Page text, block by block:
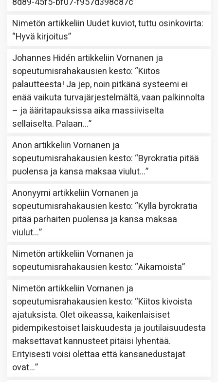
Nimetön artikkeliin Uudet kuviot, tuttu osinkovirta:
“Hyvä kirjoitus”
Johannes Hidén artikkeliinVornanen ja
sopeutumisrahakausien kesto: “Kiitos
palautteesta! Ja jep, noin pitkänä systeemi ei
enää vaikuta turvajärjestelmältä, vaan palkinnolta
– ja ääritapauksissa aika massiiviselta
sellaiselta. Palaan…”
Anon artikkeliinVornanen ja
sopeutumisrahakausien kesto: “Byrokratia pitää
puolensa ja kansa maksaa viulut…”
Anonyymi artikkeliinVornanen ja
sopeutumisrahakausien kesto: “Kyllä byrokratia
pitää parhaiten puolensa ja kansa maksaa
viulut…”
Nimetön artikkeliinVornanen ja
sopeutumisrahakausien kesto: “Aikamoista”
Nimetön artikkeliinVornanen ja
sopeutumisrahakausien kesto: “Kiitos kivoista
ajatuksista. Olet oikeassa, kaikenlaisiset
pidempikestoiset laiskuudesta ja joutilaisuudesta
maksettavat kannusteet pitäisi lyhentää.
Erityisesti voisi olettaa että kansanedustajat
ovat…”